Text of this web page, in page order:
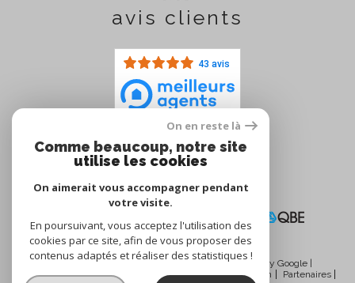
avis clients
43 avis
Nous
adhérons
© 2026 | Tous droits réservés | Traduction powered by Google |
Nos honoraires
Plan du site Mentions légales Admin
Partenaires
On en reste là
Comme beaucoup, notre site
utilise les cookies
On aimerait vous accompagner pendant
votre visite.
En poursuivant, vous acceptez l'utilisation des
cookies par ce site, afin de vous proposer des
contenus adaptés et réaliser des statistiques !